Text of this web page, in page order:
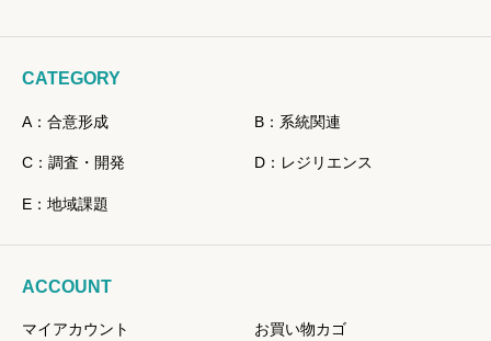
CATEGORY
A：合意形成 B：系統関連
C：調査・開発 D：レジリエンス
E：地域課題
ACCOUNT
マイアカウント お買い物カゴ